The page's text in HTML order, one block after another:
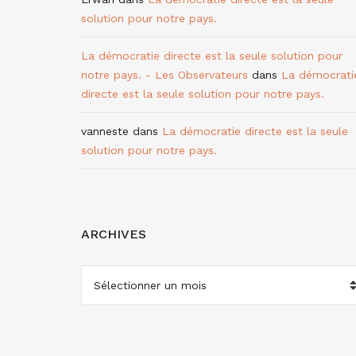
solution pour notre pays.
La démocratie directe est la seule solution pour
notre pays. - Les Observateurs dans La
directe est la seule solution pour notre pays.
vanneste dans La démocratie directe est la seule
solution pour notre pays.
ARCHIVES
ARCHIVES